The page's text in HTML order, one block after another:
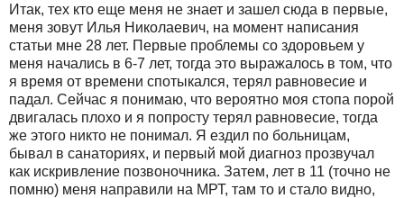
Итак, тех кто еще меня не знает и зашел сюда в первые,
меня зовут Илья Николаевич, на момент написания
статьи мне 28 лет. Первые проблемы со здоровьем у
меня начались в 6-7 лет, тогда это выражалось в том, что
я время от времени спотыкался, терял равновесие и
падал. Сейчас я понимаю, что вероятно моя стопа порой
двигалась плохо и я попросту терял равновесие, тогда
же этого никто не понимал. Я ездил по больницам,
бывал в санаториях, и первый мой диагноз прозвучал
как искривление позвоночника. Затем, лет в 11 (точно не
помню) меня направили на МРТ, там то и стало видно,